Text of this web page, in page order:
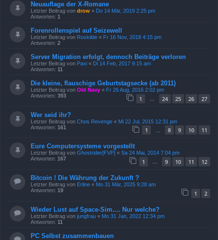
Neuauflage der X-Romane
Letzter Beitrag von drow « Do 14 Mär, 2019 2:25 pm
Antworten: 1
Forenrollenspiel auf Seizewell
Letzter Beitrag von Roskilde « Fr 16 Nov, 2018 4:15 pm
Antworten: 2
Server Migration erfolgt, dennoch Beiträge verloren
Letzter Beitrag von Paxi « Di 14 Feb, 2017 9:15 am
Antworten: 11
Die kleine, flauschige Geburtstagsecke (ab 2011)
Letzter Beitrag von Old Navy « Fr 26 Aug, 2016 2:02 pm
Antworten: 393 1 24 25 26 27
Wer seid ihr?
Letzter Beitrag von Chos Revenge « Mi 22 Jul, 2015 12:31 pm
Antworten: 161 1 8 9 10 11
Eure Computersysteme vorgestellt
Letzter Beitrag von Ghostrider[FVP] « Sa 24 Mai, 2014 7:04 pm
Antworten: 167 1 … 9 10 11 12
Bitcoin ! Die Währung der Zukunft ?
Letzter Beitrag von Erline « Mo 31 Mär, 2025 9:28 am
Antworten: 19 1 2
Wieder Lust auf Space-Sim.... Nur welche?
Letzter Beitrag von jungfrau « Mo 31 Jan, 2022 12:34 pm
Antworten: 11
PC Selbst zusammenbauen